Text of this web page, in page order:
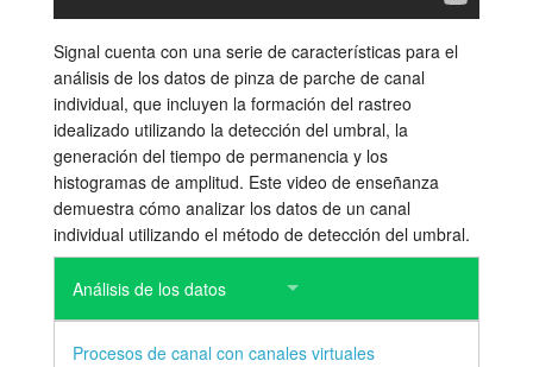
Signal cuenta con una serie de características para el
análisis de los datos de pinza de parche de canal
individual, que incluyen la formación del rastreo
idealizado utilizando la detección del umbral, la
generación del tiempo de permanencia y los
histogramas de amplitud. Este video de enseñanza
demuestra cómo analizar los datos de un canal
individual utilizando el método de detección del umbral.
Análisis de los datos
Procesos de canal con canales virtuales